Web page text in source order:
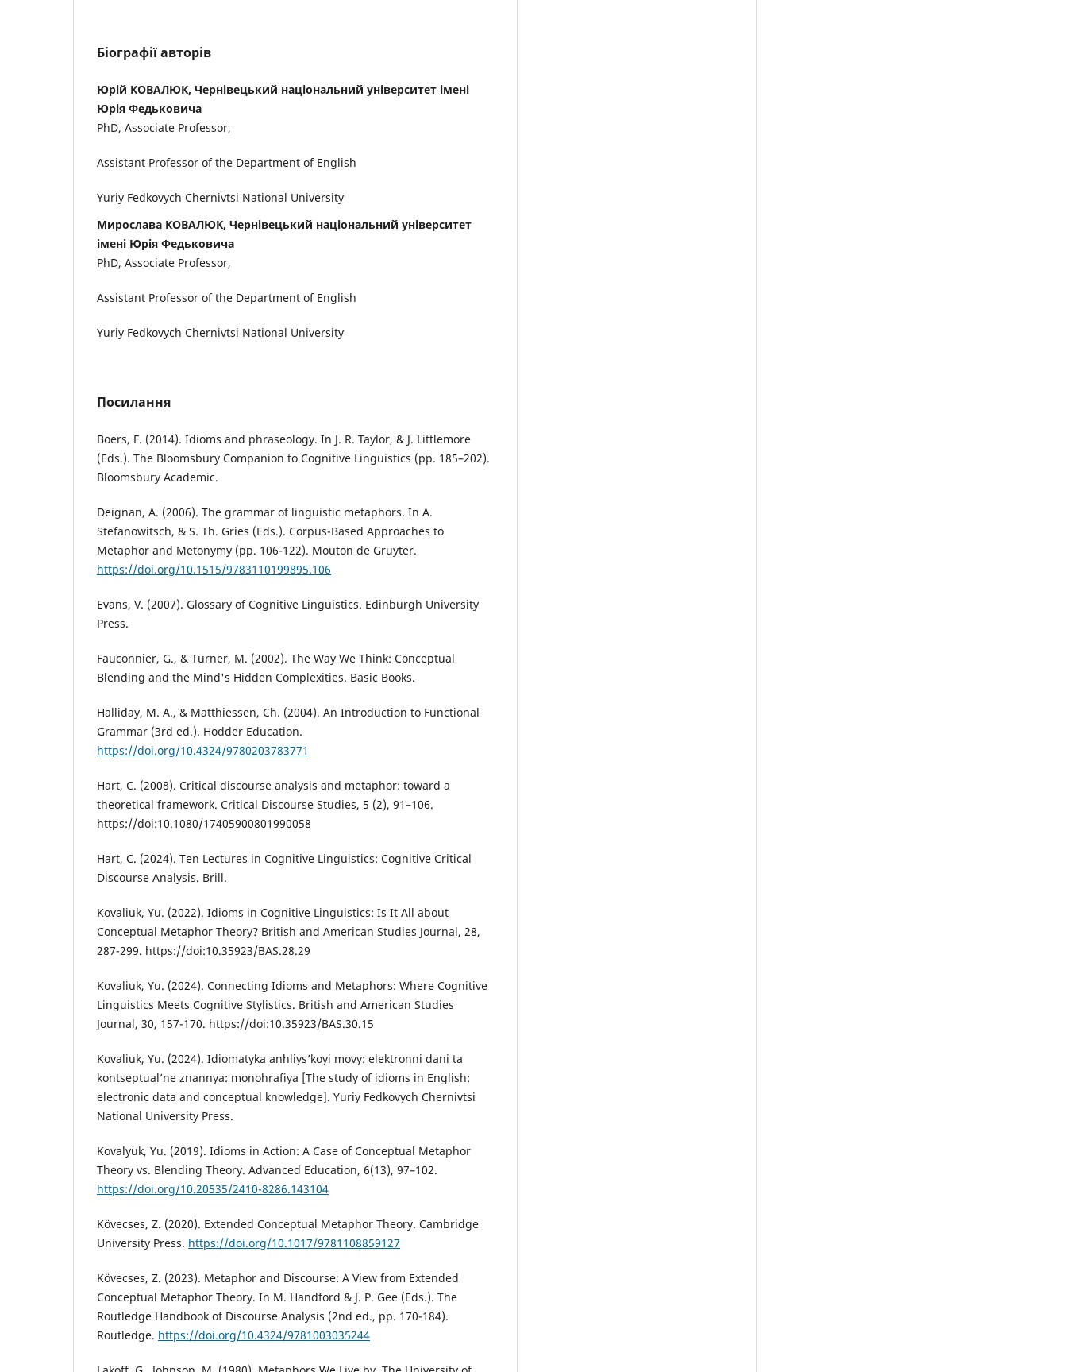
Біографії авторів
Юрій КОВАЛЮК, Чернівецький національний університет імені
Юрія Федьковича
PhD, Associate Professor,
Assistant Professor of the Department of English
Yuriy Fedkovych Chernivtsi National University
Мирослава КОВАЛЮК, Чернівецький національний університет
імені Юрія Федьковича
PhD, Associate Professor,
Assistant Professor of the Department of English
Yuriy Fedkovych Chernivtsi National University
Посилання
Boers, F. (2014). Idioms and phraseology. In J. R. Taylor, & J. Littlemore
(Eds.). The Bloomsbury Companion to Cognitive Linguistics (pp. 185–202).
Bloomsbury Academic.
Deignan, A. (2006). The grammar of linguistic metaphors. In A.
Stefanowitsch, & S. Th. Gries (Eds.). Corpus-Based Approaches to
Metaphor and Metonymy (pp. 106-122). Mouton de Gruyter.
https://doi.org/10.1515/9783110199895.106
Evans, V. (2007). Glossary of Cognitive Linguistics. Edinburgh University
Press.
Fauconnier, G., & Turner, M. (2002). The Way We Think: Conceptual
Blending and the Mind's Hidden Complexities. Basic Books.
Halliday, M. A., & Matthiessen, Ch. (2004). An Introduction to Functional
Grammar (3rd ed.). Hodder Education.
https://doi.org/10.4324/9780203783771
Hart, C. (2008). Critical discourse analysis and metaphor: toward a
theoretical framework. Critical Discourse Studies, 5 (2), 91–106.
https://doi:10.1080/17405900801990058
Hart, C. (2024). Ten Lectures in Cognitive Linguistics: Cognitive Critical
Discourse Analysis. Brill.
Kovaliuk, Yu. (2022). Idioms in Cognitive Linguistics: Is It All about
Conceptual Metaphor Theory? British and American Studies Journal, 28,
287-299. https://doi:10.35923/BAS.28.29
Kovaliuk, Yu. (2024). Connecting Idioms and Metaphors: Where Cognitive
Linguistics Meets Cognitive Stylistics. British and American Studies
Journal, 30, 157-170. https://doi:10.35923/BAS.30.15
Kovaliuk, Yu. (2024). Idiomatyka anhliys’koyi movy: elektronni dani ta
kontseptual’ne znannya: monohrafiya [The study of idioms in English:
electronic data and conceptual knowledge]. Yuriy Fedkovych Chernivtsi
National University Press.
Kovalyuk, Yu. (2019). Idioms in Action: A Case of Conceptual Metaphor
Theory vs. Blending Theory. Advanced Education, 6(13), 97–102.
https://doi.org/10.20535/2410-8286.143104
Kövecses, Z. (2020). Extended Conceptual Metaphor Theory. Cambridge
University Press. https://doi.org/10.1017/9781108859127
Kövecses, Z. (2023). Metaphor and Discourse: A View from Extended
Conceptual Metaphor Theory. In M. Handford & J. P. Gee (Eds.). The
Routledge Handbook of Discourse Analysis (2nd ed., pp. 170-184).
Routledge. https://doi.org/10.4324/9781003035244